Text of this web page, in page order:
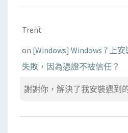
Trent
on [Windows] Windows 7 上安
失敗，因為憑證不被信任？
謝謝你，解決了我安裝遇到